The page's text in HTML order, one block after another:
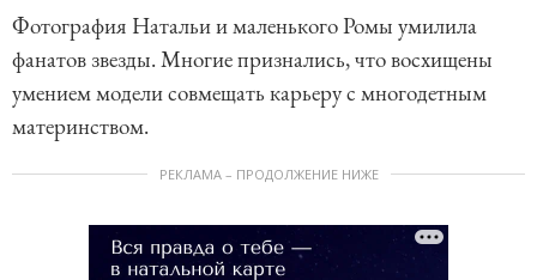
Фотография Натальи и маленького Ромы умилила
фанатов звезды. Многие признались, что восхищены
умением модели совмещать карьеру с многодетным
материнством.
РЕКЛАМА – ПРОДОЛЖЕНИЕ НИЖЕ